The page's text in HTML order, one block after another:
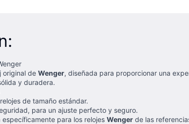
original de Wenger, diseñada para proporcionar una
y duradera.
de tamaño estándar.
para un ajuste perfecto y seguro.
específicamente para los relojes Wenger de las